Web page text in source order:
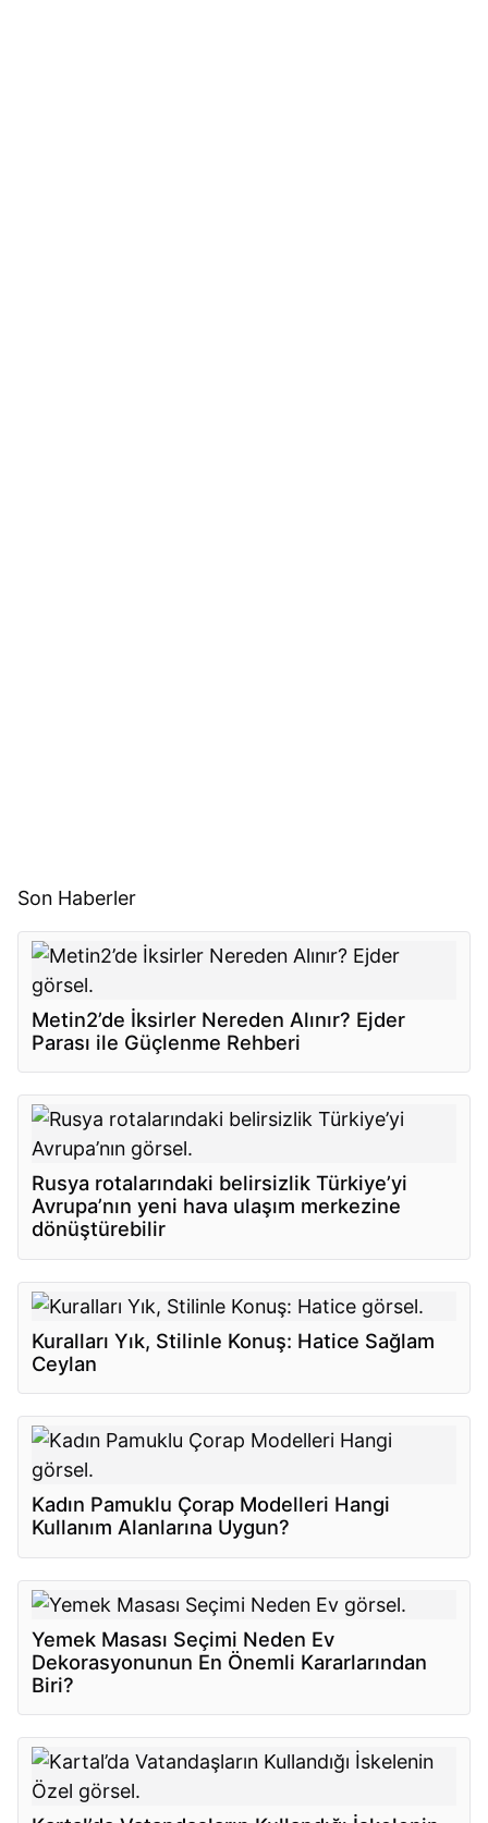
Son Haberler
Metin2’de İksirler Nereden Alınır? Ejder
Parası ile Güçlenme Rehberi
Rusya rotalarındaki belirsizlik Türkiye’yi
Avrupa’nın yeni hava ulaşım merkezine
dönüştürebilir
Kuralları Yık, Stilinle Konuş: Hatice Sağlam
Ceylan
Kadın Pamuklu Çorap Modelleri Hangi
Kullanım Alanlarına Uygun?
Yemek Masası Seçimi Neden Ev
Dekorasyonunun En Önemli Kararlarından
Biri?